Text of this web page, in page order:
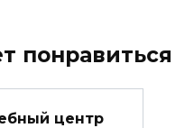
понравиться
центр